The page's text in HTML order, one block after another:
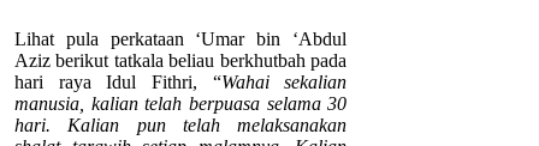
Lihat pula perkataan ‘Umar bin ‘Abdul
Aziz berikut tatkala beliau berkhutbah pada
hari raya Idul Fithri, “Wahai sekalian
manusia, kalian telah berpuasa selama 30
hari. Kalian pun telah melaksanakan